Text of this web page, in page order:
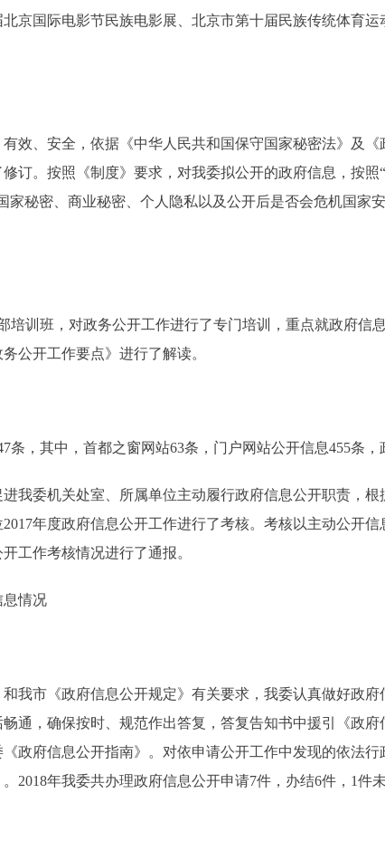
京国际电影节民族电影展、北京市第十届民族传统体育
、安全，依据《中华人民共和国保守国家秘密法》及《
订。按照《制度》要求，对我委拟公开的政府信息，按
家秘密、商业秘密、个人隐私以及公开后是否会危机国家
训班，对政务公开工作进行了专门培训，重点就政府信
公开工作要点》进行了解读。
，其中，首都之窗网站63条，门户网站公开信息455条，
委机关处室、所属单位主动履行政府信息公开职责，根
年度政府信息公开工作进行了考核。考核以主动公开
工作考核情况进行了通报。
情况
市《政府信息公开规定》有关要求，我委认真做好政府
通，确保按时、规范作出答复，答复告知书中援引《政
政府信息公开指南》。对依申请公开工作中发现的依法
2018年我委共办理政府信息公开申请7件，办结6件，1件未